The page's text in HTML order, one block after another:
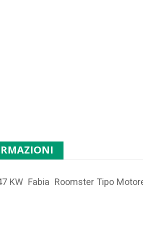
KW Fabia Roomster Tipo